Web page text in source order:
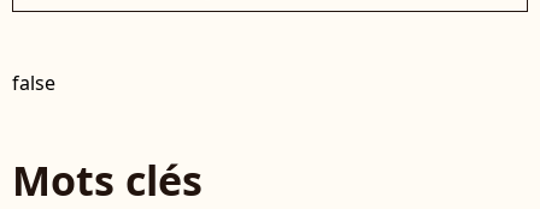
false
Mots clés